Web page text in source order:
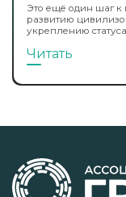
Это ещё один шаг
развитию
укреплению
Читать